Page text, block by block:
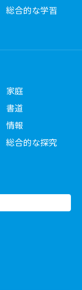
総合的な学習
家庭
書道
情報
総合的な探究